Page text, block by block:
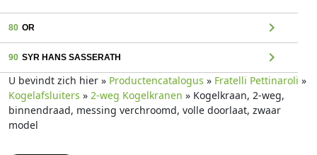
80 OR chevron_right
90 SYR HANS SASSERATH chevron_right
U bevindt zich hier » Productencatalogus » Fratelli Pettinaroli »
Kogelafsluiters » 2-weg Kogelkranen » Kogelkraan, 2-weg,
binnendraad, messing verchroomd, volle doorlaat, zwaar
model